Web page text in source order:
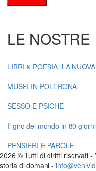
LE NOSTRE
LIBRI & POESIA, LA
MUSEI IN POLTRONA
SESSO E PSICHE
Il giro del mondo in 80 giorni
PENSIERI E PAROLE
2026 © Tutti di diritti riservati -
storia di domani -